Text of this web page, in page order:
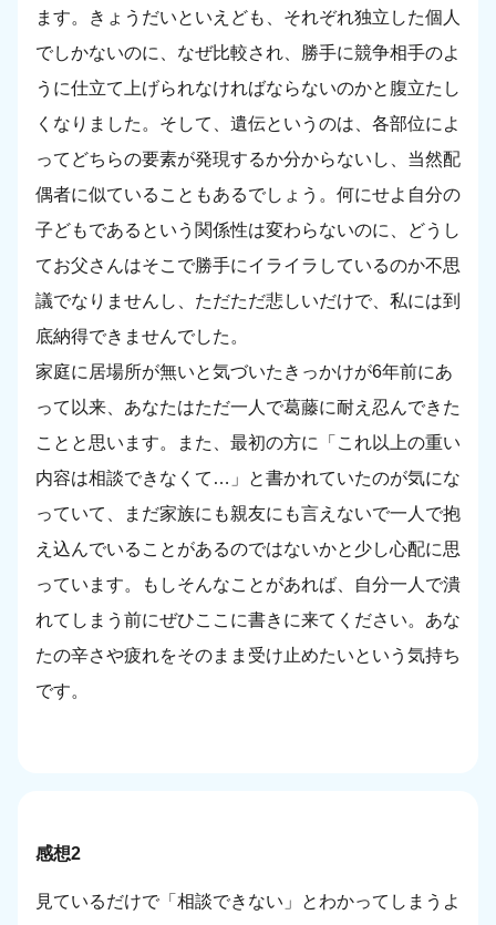
ます。きょうだいといえども、それぞれ独立した個人
でしかないのに、なぜ比較され、勝手に競争相手のよ
うに仕立て上げられなければならないのかと腹立たし
くなりました。そして、遺伝というのは、各部位によ
ってどちらの要素が発現するか分からないし、当然配
偶者に似ていることもあるでしょう。何にせよ自分の
子どもであるという関係性は変わらないのに、どうし
てお父さんはそこで勝手にイライラしているのか不思
議でなりませんし、ただただ悲しいだけで、私には到
底納得できませんでした。
家庭に居場所が無いと気づいたきっかけが6年前にあ
って以来、あなたはただ一人で葛藤に耐え忍んできた
ことと思います。また、最初の方に「これ以上の重い
内容は相談できなくて…」と書かれていたのが気にな
っていて、まだ家族にも親友にも言えないで一人で抱
え込んでいることがあるのではないかと少し心配に思
っています。もしそんなことがあれば、自分一人で潰
れてしまう前にぜひここに書きに来てください。あな
たの辛さや疲れをそのまま受け止めたいという気持ち
です。
感想2
見ているだけで「相談できない」とわかってしまうよ